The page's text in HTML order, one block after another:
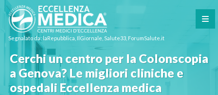
Segnalato da: laRepubblica, IlGiornale, Salute33, ForumSalute.it
Cerchi un centro per la Colonscopia
a Genova? Le migliori cliniche e
ospedali Eccellenza medica